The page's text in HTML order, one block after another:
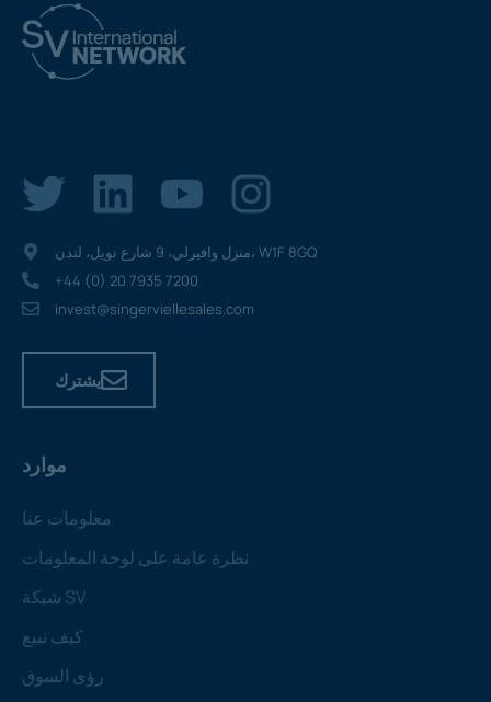
موارد
معلومات عنا
نظرة عامة على لوحة المعلومات
شبكة SV
كيف نبيع
رؤى السوق
منزل وافيرلي، 9 شارع نويل، لندن، W1F 8GQ
+44 (0) 20 7935 7200
invest@singerviellesales.com
يشترك